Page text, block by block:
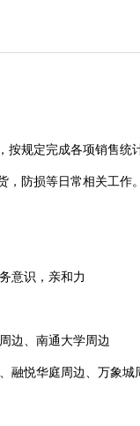
规定完成各项销售统
防损等日常相关工作。
意识，亲和力
边、南通大学周边
融悦华庭周边、万象